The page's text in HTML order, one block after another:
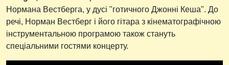
Нормана Вестберга, у дусі "готичного Джонні Кеша". До
речі, Норман Вестберг і його гітара з кінематографічною
інструментальною програмою також стануть
спеціальними гостями концерту.